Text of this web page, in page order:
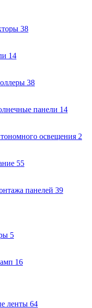
38
14
38
панели 14
освещения 2
55
панелей 39
5
16
ленты 64